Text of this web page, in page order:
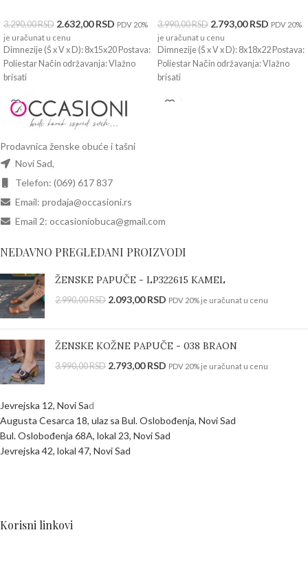
3.290,00RSD 2.632,00RSD PDV 20%
je uračunat u cenu
Dimnezije (Š x V x D): 8x15x20 Postava:
Poliestar Način održavanja: Vlažno
brisati
3.990,00RSD 2.793,00RSD PDV 20%
je uračunat u cenu
Dimnezije (Š x V x D): 8x18x22 Postava:
Poliestar Način održavanja: Vlažno
brisati
Prodavnica ženske obuće i tašni
Novi Sad,
Telefon: (069) 617 837
Email: prodaja@occasioni.rs
Email 2: occasioniobuca@gmail.com
NEDAVNO PREGLEDANI PROIZVODI
ŽENSKE PAPUČE - LP322615 KAMEL
2.990,00RSD 2.093,00RSD PDV 20% je uračunat u cenu
ŽENSKE KOŽNE PAPUČE - 038 BRAON
3.990,00RSD 2.793,00RSD PDV 20% je uračunat u cenu
Jevrejska 12, Novi Sad
Augusta Cesarca 18, ulaz sa Bul. Oslobođenja, Novi Sad
Bul. Oslobođenja 68A, lokal 23, Novi Sad
Jevrejska 42, lokal 47, Novi Sad
Korisni linkovi